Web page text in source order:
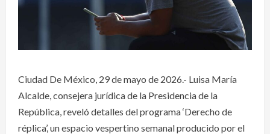
Ciudad De México, 29 de mayo de 2026.- Luisa María
Alcalde, consejera jurídica de la Presidencia de la
República, reveló detalles del programa ‘Derecho de
réplica’, un espacio vespertino semanal producido por el